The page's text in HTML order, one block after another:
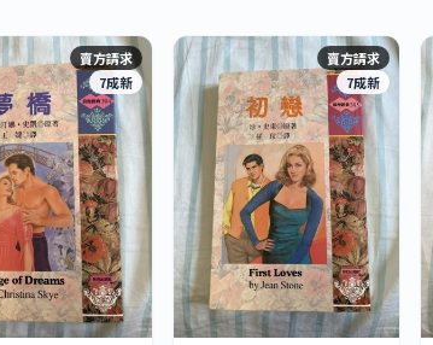
賣方請求
7成新
賣方請求
7成新